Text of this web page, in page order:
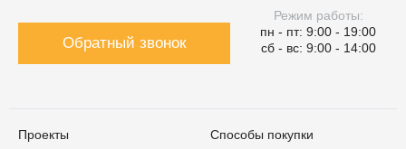
Обратный звонок
Режим работы:
пн - пт: 9:00 - 19:00
сб - вс: 9:00 - 14:00
Проекты Способы покупки